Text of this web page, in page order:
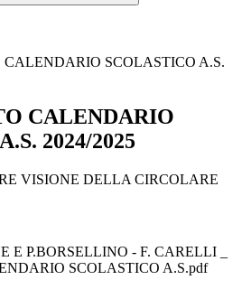
SCOLASTICO A.S.
CALENDARIO
2024/2025
VISIONE DELLA CIRCOLARE
E P.BORSELLINO - F. CARELLI _
SCOLASTICO A.S.pdf